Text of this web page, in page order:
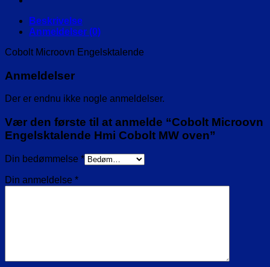
antalBeskrivelse
Anmeldelser (0)
Cobolt Microovn Engelsktalende
Anmeldelser
Der er endnu ikke nogle anmeldelser.
Vær den første til at anmelde “Cobolt Microovn
Engelsktalende Hmi Cobolt MW oven”
Din bedømmelse *
Din anmeldelse *